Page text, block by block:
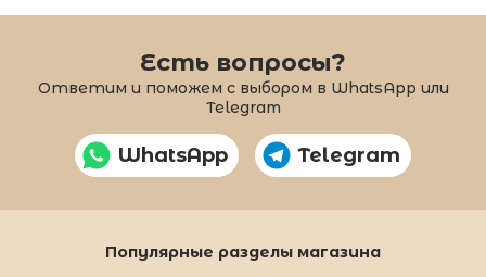
Есть вопросы?
Ответим и поможем с выбором в WhatsApp или
Telegram
WhatsApp Telegram
Популярные разделы магазина